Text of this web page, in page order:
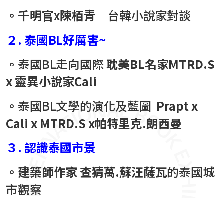
。千明官x陳栢青 台韓小說家對談
２. 泰國BL好厲害~
。 泰國BL走向國際耽美BL名家MTRD.S
x靈異小說家Cali
。 泰國BL文學的演化及藍圖 Prapt x
Cali x MTRD.S x帕特里克.朗西曼
３. 認識泰國市景
。 建築師作家查猜萬.蘇汪薩瓦的泰國城
市觀察